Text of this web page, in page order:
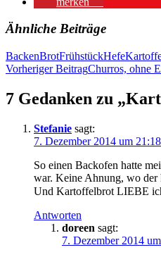
Ähnliche Beiträge
BackenBrotFrühstückHefe
Beitragsnavigation
Vorheriger BeitragChurros, ohne
7 Gedanken zu
Stefanie sagt:
7. Dezember 2014 um
So einen Backofen hatte
war. Keine Ahnung, wo
Und Kartoffelbrot LIEBE
Antworten
doreen sagt:
7. Dezember 2014